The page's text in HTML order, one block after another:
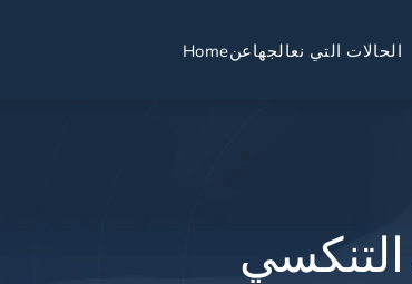
Homeعنالحالات التي نعالجها